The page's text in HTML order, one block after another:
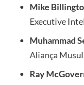
Mike
Executive
Muhammad
Aliança
Ray